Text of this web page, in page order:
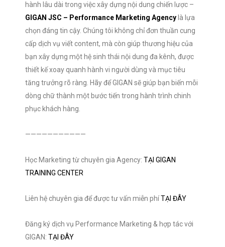
hành lâu dài trong việc xây dựng nội dung chiến lược –
GIGAN JSC – Performance Marketing Agency là lựa
chọn đáng tin cậy. Chúng tôi không chỉ đơn thuần cung
cấp dịch vụ viết content, mà còn giúp thương hiệu của
bạn xây dựng một hệ sinh thái nội dung đa kênh, được
thiết kế xoay quanh hành vi người dùng và mục tiêu
tăng trưởng rõ ràng. Hãy để GIGAN sẽ giúp bạn biến mỗi
dòng chữ thành một bước tiến trong hành trình chinh
phục khách hàng.
———————————
Học Marketing từ chuyên gia Agency: TẠI GIGAN
TRAINING CENTER
Liên hệ chuyên gia để được tư vấn miễn phíTẠI ĐÂY
Đăng ký dịch vụ Performance Marketing & hợp tác với
GIGAN: TẠI ĐÂY